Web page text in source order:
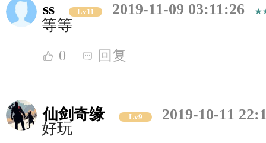
ss Lv11
2019-11-09 03:11:26
等等
0 回复
仙剑奇缘 Lv9
2019-10-11
好玩